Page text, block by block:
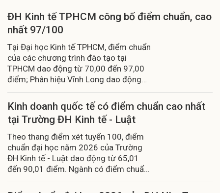
ĐH Kinh tế TPHCM công bố điểm chuẩn, cao
nhất 97/100
Tại Đại học Kinh tế TPHCM, điểm chuẩn
của các chương trình đào tạo tại
TPHCM dao động từ 70,00 đến 97,00
điểm; Phân hiệu Vĩnh Long dao động
từ 60,00 đến 67,00 điểm.
Kinh doanh quốc tế có điểm chuẩn cao nhất
tại Trường ĐH Kinh tế - Luật
Theo thang điểm xét tuyển 100, điểm
chuẩn đại học năm 2026 của Trường
ĐH Kinh tế - Luật dao động từ 65,01
đến 90,01 điểm. Ngành có điểm chuẩn
cao nhất là Kinh doanh quốc tế với
90,01 điểm